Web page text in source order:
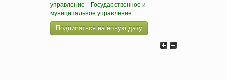
управление
Государственное и
муниципальное управление
Подписаться на новую дату